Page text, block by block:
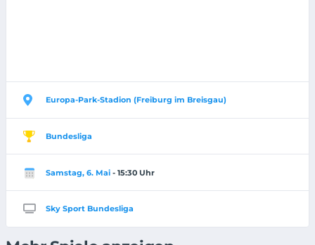
Europa-Park-Stadion (Freiburg im Breisgau)
Bundesliga
Samstag, 6. Mai - 15:30 Uhr
Sky Sport Bundesliga